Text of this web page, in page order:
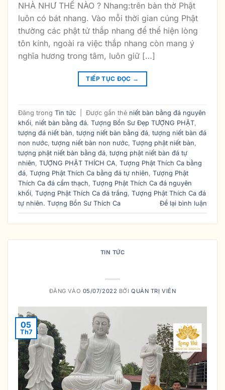
NHÀ NHƯ THẾ NÀO ? Nhang:trên bàn thờ Phật
luôn có bát nhang. Vào mỗi thời gian cúng Phật
thường các phật tử thắp nhang để thể hiện lòng
tôn kính, ngoài ra việc thắp nhang còn mang ý
nghĩa hương trong tâm, luôn giữ […]
TIẾP TỤC ĐỌC →
Đăng trong Tin tức Được gắn thẻ niết bàn bằng đá nguyên
khối, niết bàn bằng đá. Tượng Bổn Sư Đẹp TƯỢNG PHẬT,
tượng đá niết bàn, tượng niết bàn bằng đá, tượng niết bàn đá
non nước, tượng niết bàn non nước, Tượng phật niết bàn,
tượng phật niết bàn bằng đá, tượng phật niết bàn đá tự
nhiên, TƯỢNG PHẬT THÍCH CA, Tượng Phật Thích Ca bằng
đá, Tượng Phật Thích Ca bằng đá tự nhiên, Tượng Phật
Thích Ca đá cẩm thạch, Tượng Phật Thích Ca đá nguyên
khối, Tượng Phật Thích Ca đá trắng, Tượng Phật Thích Ca đá
tự nhiên. Tượng Bổn Sư Thích Ca
Để lại bình luận
TIN TỨC
ĐĂNG VÀO 05/07/2022 BỞIQUẢN TRỊ VIÊN
05
Th7